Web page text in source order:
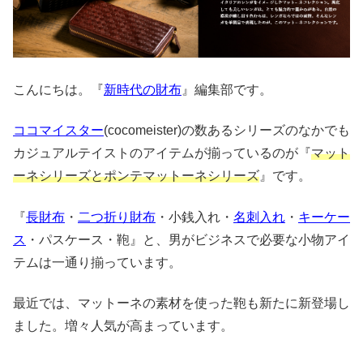
こんにちは。『新時代の財布 』編集部です。
ココマイスター(cocomeister)の数あるシリーズのなかでも
カジュアルテイストのアイテムが揃っているのが『マット
ーネシリーズとポンテマットーネシリーズ 』です。
『長財布 ・ 二つ折り財布 ・小銭入れ・ 名刺入れ ・ キーケー
ス ・パスケース・鞄』と、男がビジネスで必要な小物アイ
テムは一通り揃っています。
最近では、マットーネの素材を使った鞄も新たに新登場し
ました。増々人気が高まっています。